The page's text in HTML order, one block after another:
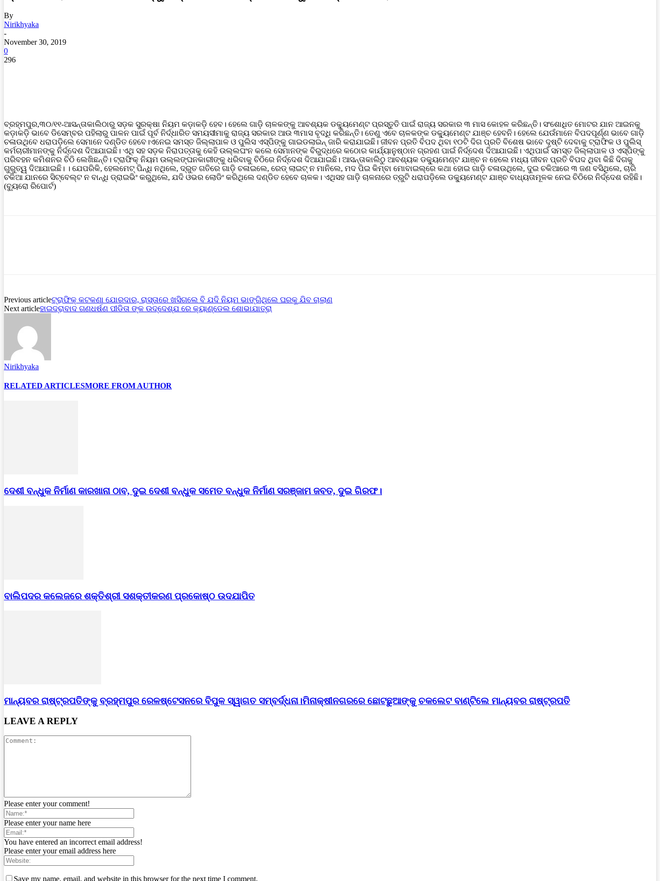
By
Nirikhyaka
-
November 30, 2019
0
296
ବ୍ରହ୍ମପୁର,୩୦/୧୧-ଆସନ୍ତାକାଲିଠାରୁ ସଡ଼କ ସୁରକ୍ଷା ନିୟମ କଡ଼ାକଡ଼ି ହେବ। ହେଲେ ଗାଡ଼ି ଚାଳକଙ୍କୁ ଆବଶ୍ୟକ ଡକ୍ୟୁମେଣ୍ଟ ପ୍ରସ୍ତୁତି ପାଇଁ ରାଜ୍ୟ ସରକାର ୩ ମାସ କୋହଳ କରିଛନ୍ତି। ସଂଶୋଧିତ ମୋଟର ଯାନ ଆଇନକୁ
କଡ଼ାକଡ଼ି ଭାବେ ଡିସେମ୍ବର ପହିଲାରୁ ପାଳନ ପାଇଁ ପୂର୍ବ ନିର୍ଦ୍ଧାରିତ ସମୟସୀମାକୁ ରାଜ୍ୟ ସରକାର ଆଉ ୩ମାସ ବୃଦ୍ଧି କରିଛନ୍ତି। ତେଣୁ ଏବେ ଚାଳକଙ୍କ ଡକ୍ୟୁମେଣ୍ଟ ଯାଞ୍ଚ ହେବନି। ହେଲେ ଯେଉଁମାନେ ବିପଦପୂର୍ଣ୍ଣ ଭାବେ ଗାଡ଼ି
ଚଳାଉଥିବେ ଧରାପଡ଼ିଲେ ସେମାନେ ଦଣ୍ଡିତ ହେବେ।ଏନେଇ ସମସ୍ତ ଜିଲ୍ଲାପାଳ ଓ ପୁଲିସ ଏସ୍‌ପିଙ୍କୁ ଗାଇଡଲାଇନ୍ ଜାରି କରାଯାଇଛି। ଜୀବନ ପ୍ରତି ବିପଦ ଥିବା ୧୦ଟି ଦିଗ ପ୍ରତି ବିଶେଷ ଭାବେ ଦୃଷ୍ଟି ଦେବାକୁ ଟ୍ରାଫିକ ଓ ପୁଲିସ୍‌
କର୍ମଚାରୀମାନଙ୍କୁ ନିର୍ଦ୍ଦେଶ ଦିଆଯାଇଛି। ଏଥି ସହ ସଡ଼କ ନିରାପତ୍ତାକୁ କେହି ଉଲ୍ଲଘଂନ କଲେ ସେମାନଙ୍କ ବିରୁଦ୍ଧରେ କଠୋର କାର୍ଯ୍ୟାନୁଷ୍ଠାନ ଗ୍ରହଣ ପାଇଁ ନିର୍ଦ୍ଦେଶ ଦିଆଯାଇଛି। ଏଥିପାଇଁ ସମସ୍ତ ଜିଲ୍ଲାପାଳ ଓ ଏସ୍‌ପିଙ୍କୁ
ପରିବହନ କମିଶନର ଚିଠି ଲେଖିଛନ୍ତି। ଟ୍ରାଫିକ୍ ନିୟମ ଉଲ୍ଲଙ୍ଘନକାରୀଙ୍କୁ ଧରିବାକୁ ଚିଠିରେ ନିର୍ଦ୍ଦେଶ ଦିଆଯାଇଛି। ଆସନ୍ତାକାଲିଠୁ ଆବଶ୍ୟକ ଡକ୍ୟୁମେଣ୍ଟ ଯାଞ୍ଚ ନ ହେଲେ ମଧ୍ୟ ଜୀବନ ପ୍ରତି ବିପଦ ଥିବା କିଛି ଦିଗକୁ
ଗୁରୁତ୍ୱ ଦିଆଯାଇଛି। । ଯେପରିକି, ହେଲମେଟ୍ ପିନ୍ଧି ନଥିଲେ, ଦ୍ରୁତ ଗତିରେ ଗାଡ଼ି ଚଳାଇଲେ, ରେଡ୍ ଲାଇଟ୍ ନ ମାନିଲେ, ମଦ ପିଇ କିମ୍ବା ମୋବାଇଲ୍‌ରେ କଥା ହୋଇ ଗାଡ଼ି ଚଳାଉଥିଲେ, ଦୁଇ ଚକିଆରେ ୩ ଜଣ ବସିଥିଲେ, ଚାରି
ଚକିଆ ଯାନରେ ସିଟ୍‌ବେଲ୍ଟ ନ ବାନ୍ଧି ଡ୍ରାଇଭିଂ କରୁଥିଲେ, ଯଦି ଓଭର ଲୋଡିଂ କରିଥିଲେ ଦଣ୍ଡିତ ହେବେ ଚାଳକ। ଏଥିସହ ଗାଡ଼ି ଚାଳନାରେ ତ୍ରୁଟି ଧରାପଡ଼ିଲେ ଡକ୍ୟୁମେଣ୍ଟ ଯାଞ୍ଚ ବାଧ୍ୟତାମୂଳକ ନେଇ ଚିଠିରେ ନିର୍ଦ୍ଦେଶ ରହିଛି।
(ବ୍ୟୁରୋ ରିପୋର୍ଟ)
Previous articleଟ୍ରାଫିକ୍ କଟକଣା ଯୋରଦାର, ରାସ୍ତାରେ ଖସିଗଲେ ବି ଯଦି ନିୟମ ଭାଙ୍ଗିଥିଲେ ଘରକୁ ଯିବ ଚାଲାଣ
Next articleହାଇଦ୍ରାବାଦ ଗଣଧର୍ଷଣ ପୀଡିତା ଙ୍କ ଉଦ୍ଦେଶ୍ଯ ରେ କ୍ୟାଣ୍ଡେଲ ଶୋଭାଯାତ୍ରା
Nirikhyaka
RELATED ARTICLESMORE FROM AUTHOR
ଦେଶୀ ବନ୍ଧୁକ ନିର୍ମାଣ କାରଖାନା ଠାବ, ଦୁଇ ଦେଶୀ ବନ୍ଧୁକ ସମେତ ବନ୍ଧୁକ ନିର୍ମାଣ ସରଞ୍ଜାମ ଜବତ, ଦୁଇ ଗିରଫ।
ବାଲିପଦର କଲେଜରେ ଶକ୍ତିଶ୍ରୀ ସଶକ୍ତୀକରଣ ପ୍ରକୋଷ୍ଠ ଉଦଯାପିତ
ମାନ୍ୟବର ରାଷ୍ଟ୍ରପତିଙ୍କୁ ବ୍ରହ୍ମପୁର ରେଳଷ୍ଟେସନରେ ବିପୁଳ ସ୍ୱାଗତ ସମ୍ବର୍ଦ୍ଧନା।ମିନାକ୍ଷୀନଗରରେ ଛୋଟଛୁଆଙ୍କୁ ଚକଲେଟ ବାଣ୍ଟିଲେ ମାନ୍ୟବର ରାଷ୍ଟ୍ରପତି
LEAVE A REPLY
Please enter your comment!
Please enter your name here
You have entered an incorrect email address!
Please enter your email address here
Save my name, email, and website in this browser for the next time I comment.